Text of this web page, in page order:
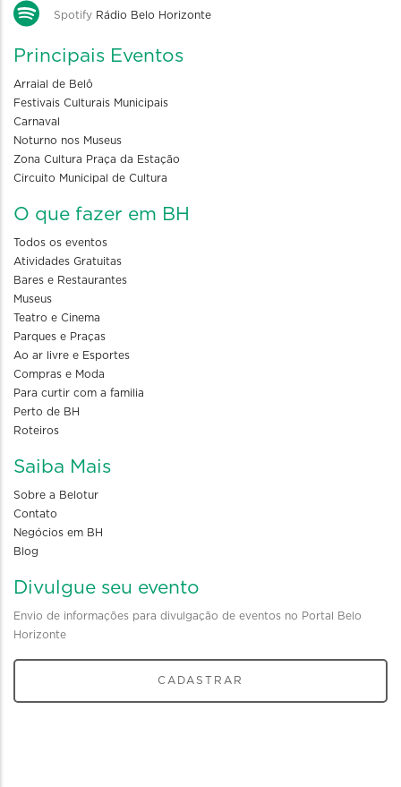
Spotify Rádio Belo Horizonte
Principais Eventos
Arraial de Belô
Festivais Culturais Municipais
Carnaval
Noturno nos Museus
Zona Cultura Praça da Estação
Circuito Municipal de Cultura
O que fazer em BH
Todos os eventos
Atividades Gratuitas
Bares e Restaurantes
Museus
Teatro e Cinema
Parques e Praças
Ao ar livre e Esportes
Compras e Moda
Para curtir com a familia
Perto de BH
Roteiros
Saiba Mais
Sobre a Belotur
Contato
Negócios em BH
Blog
Divulgue seu evento
Envio de informações para divulgação de eventos no Portal Belo
Horizonte
CADASTRAR